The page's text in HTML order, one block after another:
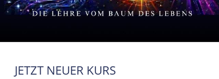
JETZT NEUER KURS